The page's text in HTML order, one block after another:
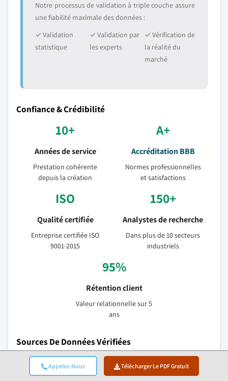
Appelez-Nous Télécharger Le PDF Gratuit
Notre processus de validation à triple couche assure
une fiabilité maximale des données :
✓ Validation
statistique
✓ Validation par
les experts
✓ Vérification de
la réalité du
marché
Confiance & Crédibilité
10+
Années de service
Prestation cohérente
depuis la création
A+
Accréditation BBB
Normes professionnelles
et satisfactions
ISO
Qualité certifiée
Entreprise certifiée ISO
9001-2015
150+
Analystes de recherche
Dans plus de 10 secteurs
industriels
95%
Rétention client
Valeur relationnelle sur 5
ans
Sources De Données Vérifiées
Publications commerciales